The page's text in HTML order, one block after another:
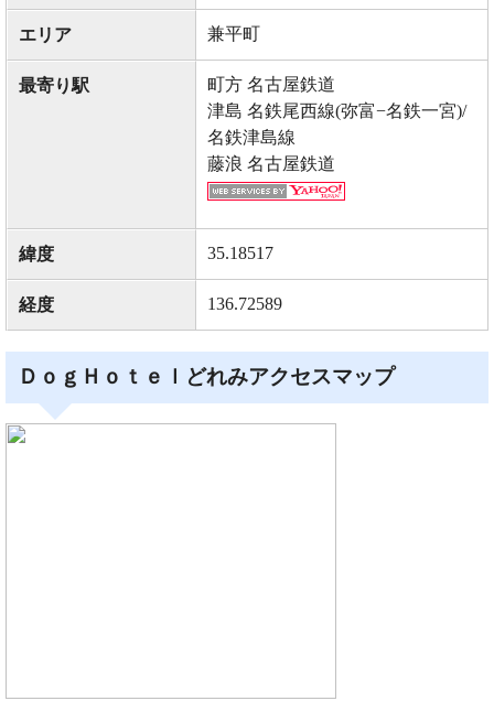
エリア 兼平町
最寄り駅
町方 名古屋鉄道
津島 名鉄尾西線(弥富−名鉄一宮)/
名鉄津島線
藤浪 名古屋鉄道
緯度 35.18517
経度 136.72589
ＤｏｇＨｏｔｅｌどれみアクセスマップ